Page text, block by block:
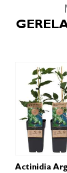
Actinidia